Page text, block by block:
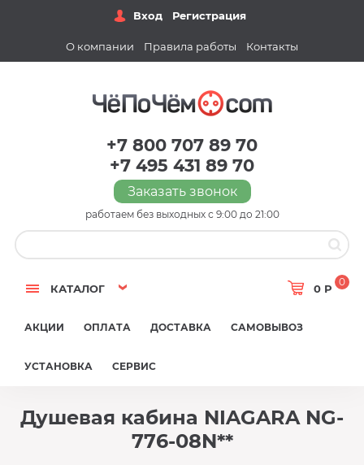
Вход Регистрация
О компании Правила работы Контакты
+7 800 707 89 70
+7 495 431 89 70
Заказать звонок
работаем без выходных с 9:00 до 21:00
КАТАЛОГ 0 Р
0
АКЦИИ ОПЛАТА ДОСТАВКА САМОВЫВОЗ
УСТАНОВКА СЕРВИС
Душевая кабина NIAGARA NG-
776-08N**